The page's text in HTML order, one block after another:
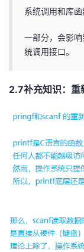
系统调用和库函
一部分，会影
统调用接口。
2.7补充知识：